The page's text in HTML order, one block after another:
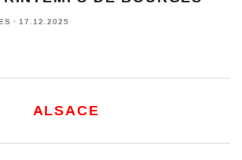
· 17.12.2025
ALSACE